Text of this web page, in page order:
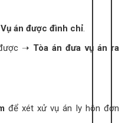
Vụ án được đình chỉ.
➝ Tòa án đưa vụ án ra
để xét xử vụ án ly hôn đơn